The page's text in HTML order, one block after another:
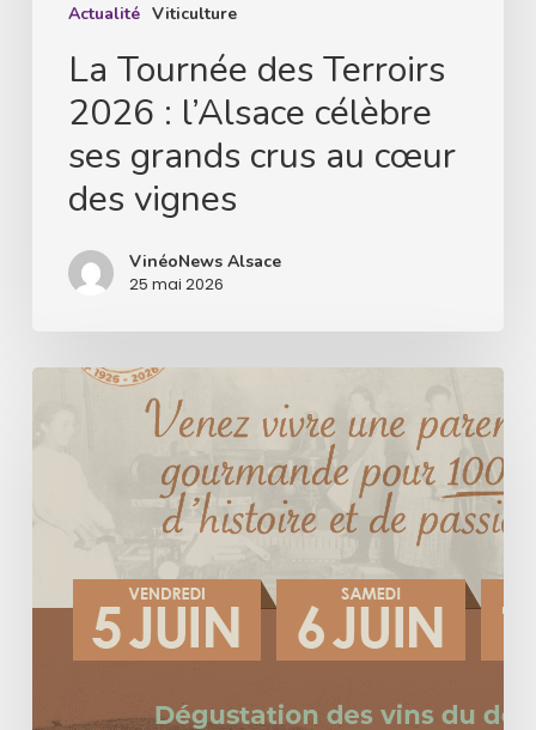
Actualité Viticulture
grands
cœur
vignes
La Tournée des Terroirs
2026 : l’Alsace célèbre
ses grands crus au cœur
des vignes
VinéoNews Alsace
25 mai 2026
siècle
d’histoire